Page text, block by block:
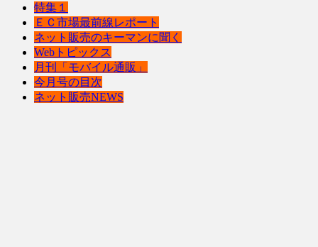
特集１
ＥＣ市場最前線レポート
ネット販売のキーマンに聞く
Webトピックス
月刊「モバイル通販」
今月号の目次
ネット販売NEWS